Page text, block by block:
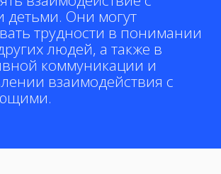
детьми. Они могут
трудности в понимании
людей, а также в
коммуникации и
взаимодействия с